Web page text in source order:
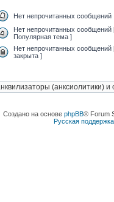
Нет непрочитанных сообщений
Нет непрочитанных сообщений
Популярная тема ]
Нет непрочитанных сообщений
закрыта ]
Создано на основе phpBB® Forum
Русская